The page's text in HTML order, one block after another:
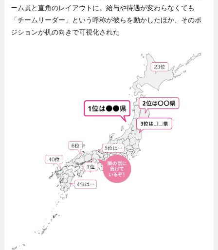
ーム員と直角のレイアウトに。給与や待遇が変わらなくても
「チームリーダー」という呼称が彼らを動かしたほか、そのポ
ジションが机の向きで可視化された